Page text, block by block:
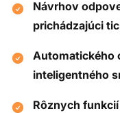
Návrhov
prichádzajúci
Automatického
inteligentného
Rôznych